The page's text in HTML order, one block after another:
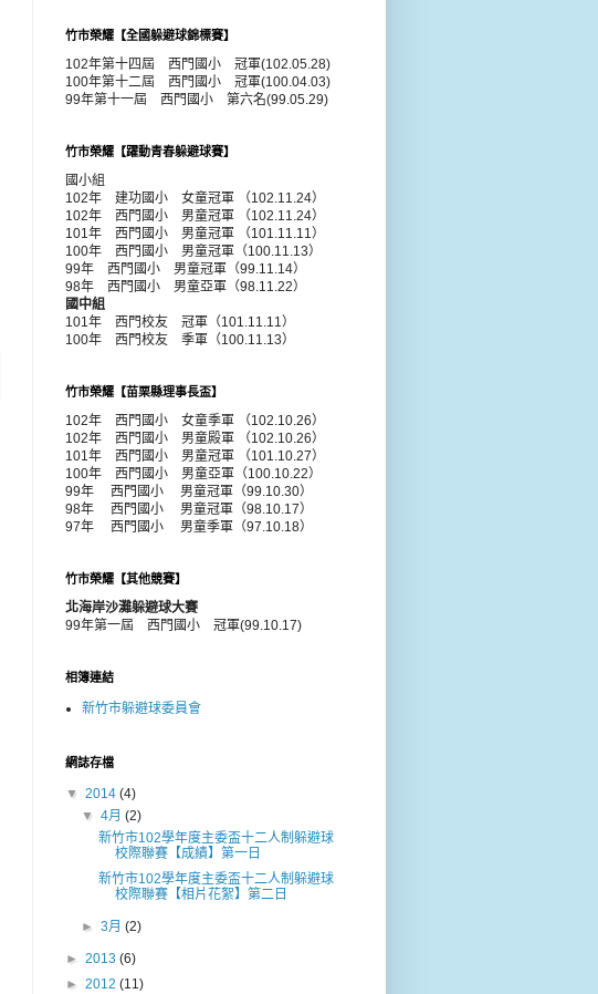
竹市榮耀【全國躲避球錦標賽】
102年第十四屆 西門國小 冠軍(102.05.28)
100年第十二屆 西門國小 冠軍(100.04.03)
99年第十一屆 西門國小 第六名(99.05.29)
竹市榮耀【躍動青春躲避球賽】
國小組
102年 建功國小 女童冠軍 （102.11.24）
102年 西門國小 男童冠軍 （102.11.24）
101年 西門國小 男童冠軍 （101.11.11）
100年 西門國小 男童冠軍（100.11.13）
99年 西門國小 男童冠軍（99.11.14）
98年 西門國小 男童亞軍（98.11.22）
國中組
101年 西門校友 冠軍（101.11.11）
100年 西門校友 季軍（100.11.13）
竹市榮耀【苗栗縣理事長盃】
102年 西門國小 女童季軍 （102.10.26）
102年 西門國小 男童殿軍 （102.10.26）
101年 西門國小 男童冠軍 （101.10.27）
100年 西門國小 男童亞軍（100.10.22）
99年 西門國小 男童冠軍（99.10.30）
98年 西門國小 男童冠軍（98.10.17）
97年 西門國小 男童季軍（97.10.18）
竹市榮耀【其他競賽】
北海岸沙灘躲避球大賽
99年第一屆 西門國小 冠軍(99.10.17)
相簿連結
新竹市躲避球委員會
網誌存檔
▼ 2014 (4)
▼4月(2)
新竹市102學年度主委盃十二人制躲避球
校際聯賽【成績】第一日
新竹市102學年度主委盃十二人制躲避球
校際聯賽【相片花絮】第二日
►3月(2)
► 2013 (6)
► 2012 (11)